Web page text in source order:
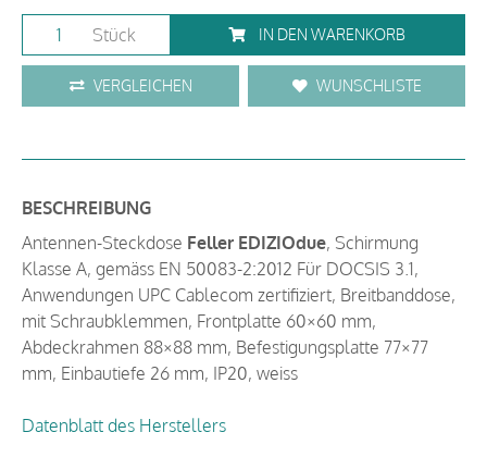
Stück IN DEN WARENKORB
VERGLEICHEN WUNSCHLISTE
BESCHREIBUNG
Antennen-Steckdose Feller EDIZIOdue, Schirmung
Klasse A, gemäss EN 50083-2:2012 Für DOCSIS 3.1,
Anwendungen UPC Cablecom zertifiziert, Breitbanddose,
mit Schraubklemmen, Frontplatte 60×60 mm,
Abdeckrahmen 88×88 mm, Befestigungsplatte 77×77
mm, Einbautiefe 26 mm, IP20, weiss
Datenblatt des Herstellers